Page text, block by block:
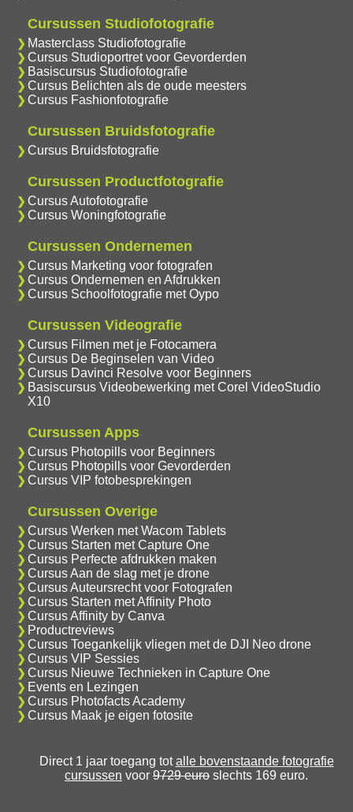
Cursussen Studiofotografie
Masterclass Studiofotografie
Cursus Studioportret voor Gevorderden
Basiscursus Studiofotografie
Cursus Belichten als de oude meesters
Cursus Fashionfotografie
Cursussen Bruidsfotografie
Cursus Bruidsfotografie
Cursussen Productfotografie
Cursus Autofotografie
Cursus Woningfotografie
Cursussen Ondernemen
Cursus Marketing voor fotografen
Cursus Ondernemen en Afdrukken
Cursus Schoolfotografie met Oypo
Cursussen Videografie
Cursus Filmen met je Fotocamera
Cursus De Beginselen van Video
Cursus Davinci Resolve voor Beginners
Basiscursus Videobewerking met Corel VideoStudio
X10
Cursussen Apps
Cursus Photopills voor Beginners
Cursus Photopills voor Gevorderden
Cursus VIP fotobesprekingen
Cursussen Overige
Cursus Werken met Wacom Tablets
Cursus Starten met Capture One
Cursus Perfecte afdrukken maken
Cursus Aan de slag met je drone
Cursus Auteursrecht voor Fotografen
Cursus Starten met Affinity Photo
Cursus Affinity by Canva
Productreviews
Cursus Toegankelijk vliegen met de DJI Neo drone
Cursus VIP Sessies
Cursus Nieuwe Technieken in Capture One
Events en Lezingen
Cursus Photofacts Academy
Cursus Maak je eigen fotosite
Direct 1 jaar toegang totalle bovenstaande fotografie
cursussen voor 9729 euro slechts 169 euro.